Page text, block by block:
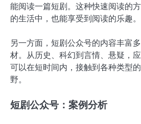
能阅读一篇短剧。这种快速阅读的
的生活中，也能享受到阅读的乐趣。
另一方面，短剧公众号的内容丰富
材。从历史、科幻到言情、悬疑，
可以在短时间内，接触到各种类型
野。
短剧公众号：案例分析